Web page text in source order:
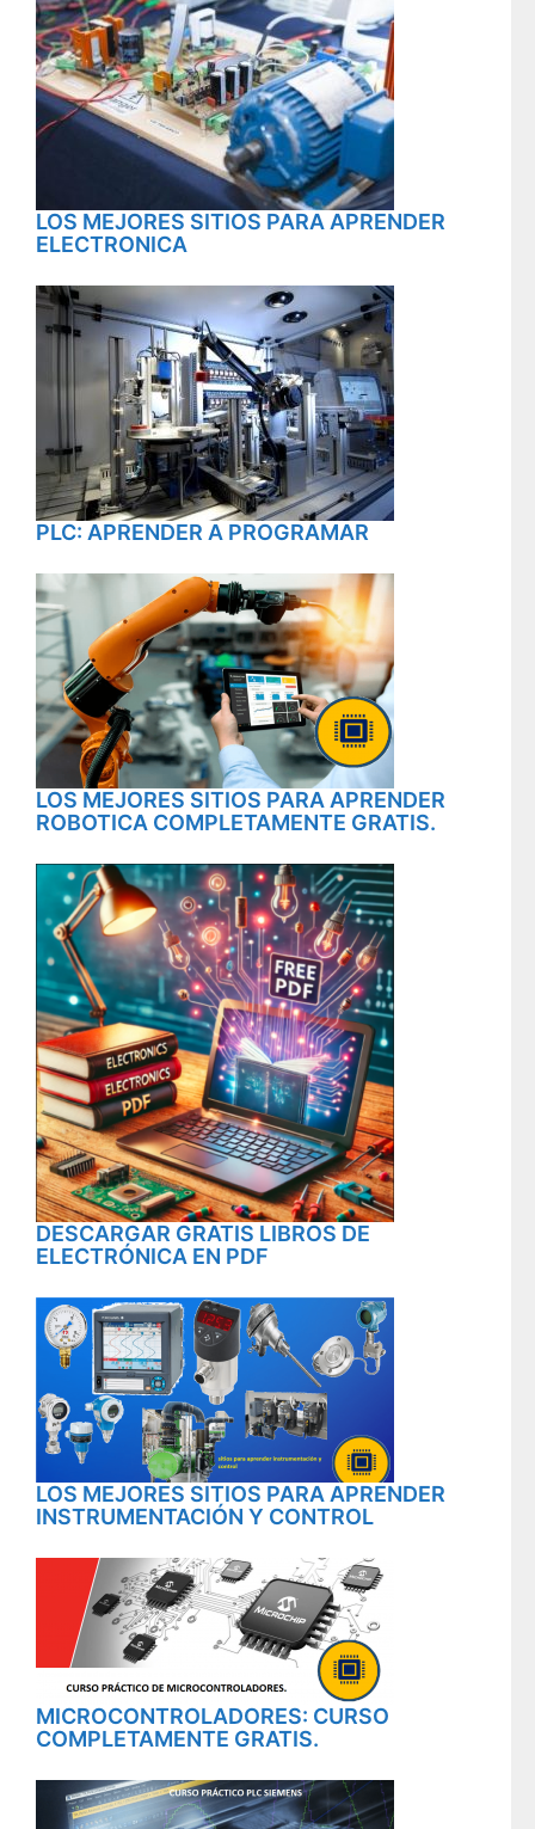
LOS MEJORES SITIOS PARA APRENDER
ELECTRONICA
PLC: APRENDER A PROGRAMAR
LOS MEJORES SITIOS PARA APRENDER
ROBOTICA COMPLETAMENTE GRATIS.
DESCARGAR GRATIS LIBROS DE
ELECTRÓNICA EN PDF
LOS MEJORES SITIOS PARA APRENDER
INSTRUMENTACIÓN Y CONTROL
MICROCONTROLADORES: CURSO
COMPLETAMENTE GRATIS.